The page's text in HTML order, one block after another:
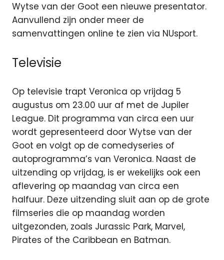
Wytse van der Goot een nieuwe presentator.
Aanvullend zijn onder meer de
samenvattingen online te zien via NUsport.
Televisie
Op televisie trapt Veronica op vrijdag 5
augustus om 23.00 uur af met de Jupiler
League. Dit programma van circa een uur
wordt gepresenteerd door Wytse van der
Goot en volgt op de comedyseries of
autoprogramma’s van Veronica. Naast de
uitzending op vrijdag, is er wekelijks ook een
aflevering op maandag van circa een
halfuur. Deze uitzending sluit aan op de grote
filmseries die op maandag worden
uitgezonden, zoals Jurassic Park, Marvel,
Pirates of the Caribbean en Batman.